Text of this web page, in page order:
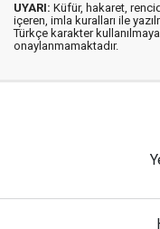
UYARI: Küfür, hakaret,
içeren, imla kuralları ile
Türkçe karakter
onaylanmamaktadır.